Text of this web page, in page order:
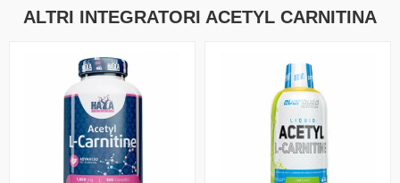
ALTRI INTEGRATORI ACETYL CARNITINA